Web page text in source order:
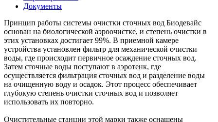
Документы
Принцип работы системы очистки сточных вод Биодевайс
основан на биологической аэроочистке, и степень очистки в
этих установках достигает 99%. В приемной камере
устройства установлен фильтр для механической очистки
воды, где происходит первичное осаждение сточных вод.
Затем сточные воды поступают в аэротенк, где
осуществляется фильтрация сточных вод и разделение воды
на очищенную воду и осадок. Этот процесс обеспечивает
глубокую степень очистки сточных вод и позволяет
использовать их повторно.
Очистительные станции этой марки также оснащены